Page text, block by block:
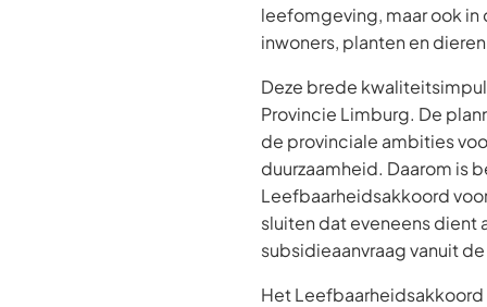
leefomgeving, maar ook in
inwoners, planten en
Deze brede
Provincie Limburg. De
de provinciale ambities
duurzaamheid. Daarom is
Leefbaarheidsakkoord
sluiten dat eveneens dient
subsidieaanvraag vanuit
Het